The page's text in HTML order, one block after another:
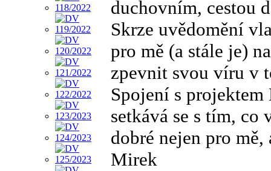
duchovním, cestou
Skrze uvědomění
pro mě (a stále je)
zpevnit svou víru v
Spojení s
setkává se s tím, co
dobré nejen pro
Mirek